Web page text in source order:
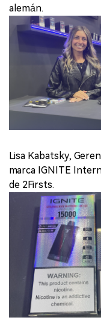
alemán.
Lisa Kabatsky,
marca IGNITE
de 2Firsts.